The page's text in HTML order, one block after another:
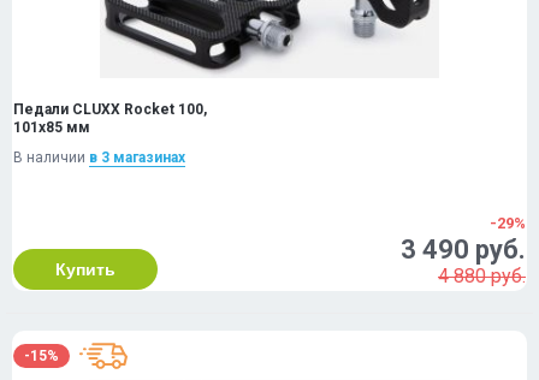
Педали CLUXX Rocket 100,
101x85 мм
В наличии в 3 магазинах
Купить
-29%
3 490 руб.
4 880 руб.
-15%